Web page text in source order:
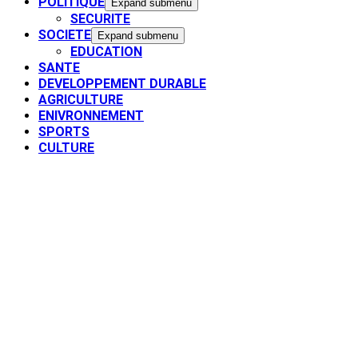
Expand submenu
SECURITE
SOCIETE
Expand submenu
EDUCATION
SANTE
DEVELOPPEMENT DURABLE
AGRICULTURE
ENIVRONNEMENT
SPORTS
CULTURE